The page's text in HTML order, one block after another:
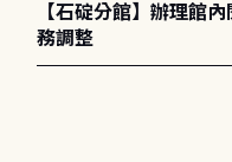
【石碇分館】辦理館
務調整